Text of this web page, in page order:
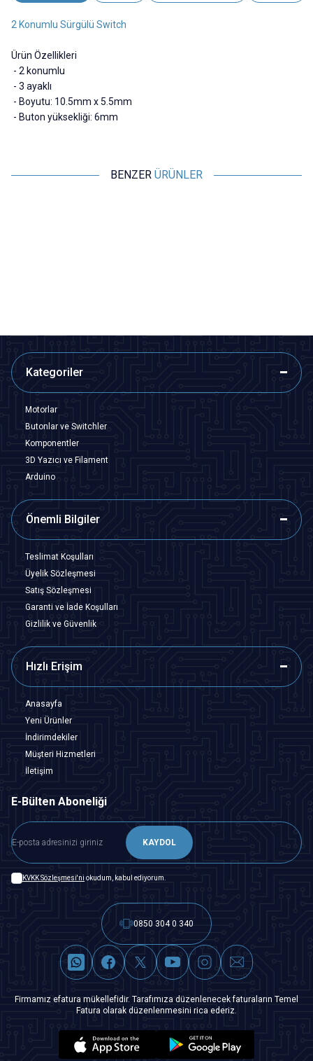
2 Konumlu Sürgülü Switch
Ürün Özellikleri
- 2 konumlu
- 3 ayaklı
- Boyutu: 10.5mm x 5.5mm
- Buton yüksekliği: 6mm
BENZER ÜRÜNLER
Kategoriler
Motorlar
Butonlar ve Switchler
Komponentler
3D Yazıcı ve Filament
Arduino
Önemli Bilgiler
Teslimat Koşulları
Üyelik Sözleşmesi
Satış Sözleşmesi
Garanti ve İade Koşulları
Gizlilik ve Güvenlik
Hızlı Erişim
Anasayfa
Yeni Ürünler
İndirimdekiler
Müşteri Hizmetleri
İletişim
E-Bülten Aboneliği
KAYDOL
KVKK Sözleşmesi'ni okudum, kabul ediyorum.
0850 304 0 340
Firmamız efatura mükellefidir. Tarafımıza düzenlenecek faturaların Temel
Fatura olarak düzenlenmesini rica ederiz.